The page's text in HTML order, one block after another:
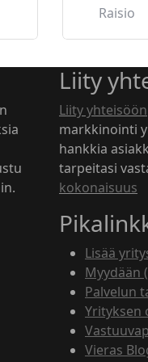
Raisio
Liity
Liity yhteisöön
markkinointi
hankkia
tarpeitasi
kokonaisuus
Lisää
Myydään
Palvelun
Yrityksen
Vieras